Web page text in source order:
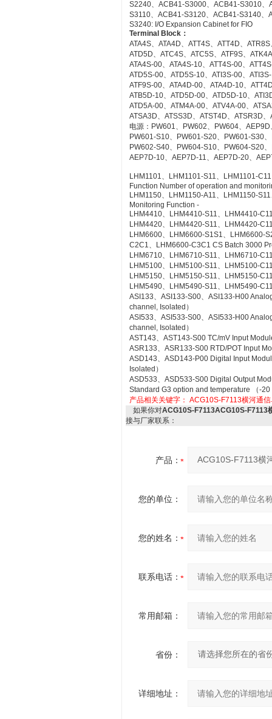
S2240、ACB41-S3000、ACB41-S3010
S3110、ACB41-S3120、ACB41-S3140
S3240: I/O Expansion Cabinet for FIO
Terminal Block ：
ATA4S、ATA4D、ATT4S、ATT4D、
ATD5D、ATC4S、ATC5S、ATF9S、
ATA4S-00、ATA4S-10、ATT4S-00、
ATD5S-00、ATD5S-10、ATI3S-00、
ATF9S-00、ATA4D-00、ATA4D-10、
ATB5D-10、ATD5D-00、ATD5D-10、
ATD5A-00、ATM4A-00、ATV4A-00、
ATSA3D、ATSS3D、ATST4D、ATSR3D
电源：PW601、PW602、PW604、
PW601-S10、PW601-S20、PW601-S30
PW602-S40、PW604-S10、PW604-S20
AEP7D-10、AEP7D-11、AEP7D-20、
LHM1101、LHM1101-S11、LHM1101-
Function Number of operation and
LHM1150、LHM1150-A11、LHM1150-
Monitoring Function -
LHM4410、LHM4410-S11、LHM4410-
LHM4420、LHM4420-S11、LHM4420-
LHM6600、LHM6600-S1S1、LHM6600-
C2C1、LHM6600-C3C1 CS Batch 3000
LHM6710、LHM6710-S11、LHM6710-
LHM5100、LHM5100-S11、LHM5100-
LHM5150、LHM5150-S11、LHM5150-
LHM5490、LHM5490-S11、LHM5490-
ASI133、ASI133-S00、ASI133-H00
channel, Isolated）
ASI533、ASI533-S00、ASI533-H00
channel, Isolated）
AST143、AST143-S00 TC/mV Input
ASR133、ASR133-S00 RTD/POT Input
ASD143、ASD143-P00 Digital Input
Isolated）
ASD533、ASD533-S00 Digital Output
Standard G3 option and temperature （-20
产品相关关键字： ACG10S-F7113横河通
如果你对ACG10S-F7113ACG10S-F7113
接与厂家联系：
产品：
您的单位：
您的姓名：
联系电话：
常用邮箱：
省份：
详细地址：